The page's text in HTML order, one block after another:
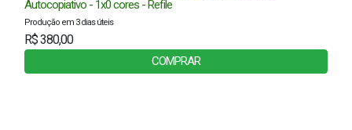
Autocopiativo - 1x0 cores - Refile
Produção em 3 dias úteis
R$ 380,00
COMPRAR